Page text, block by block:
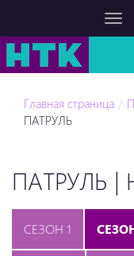
Главная страница
ПАТРУЛЬ
ПАТРУЛЬ |
СЕЗОН 1